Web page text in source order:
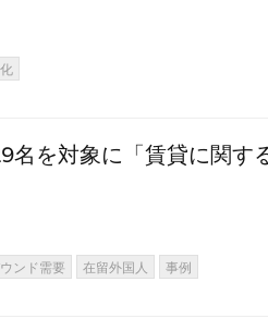
名を対象に「賃貸に関す
ンド需要 在留外国人 事例